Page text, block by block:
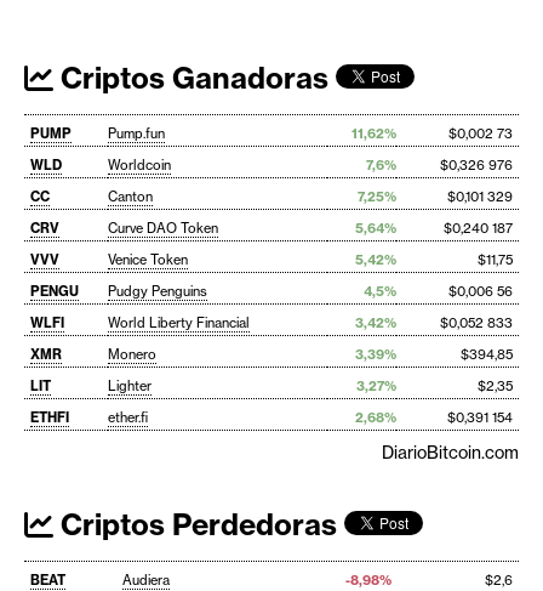
Criptos Ganadoras
PUMP Pump.fun 11,62%
$0,002 73
WLD
Worldcoin 7,6%
$0,326 976
CC
Canton 7,25%
$0,101 329
CRV
Curve DAO Token 5,64%
$0,240 187
VVV
Venice Token 5,42%
$11,75
PENGU
Pudgy Penguins 4,5%
$0,006 56
WLFI
World Liberty Financial 3,42%
$0,052 833
XMR
Monero 3,39%
$394,85
LIT
Lighter 3,27%
$2,35
ETHFI
ether.fi 2,68% $0,391 154
DiarioBitcoin.com
Criptos Perdedoras
BEAT Audiera -8,98%
$2,6